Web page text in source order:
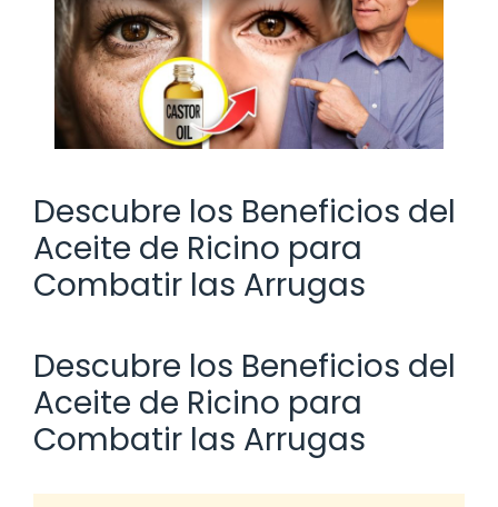
Descubre los Beneficios del
Aceite de Ricino para
Combatir las Arrugas
Descubre los Beneficios del
Aceite de Ricino para
Combatir las Arrugas